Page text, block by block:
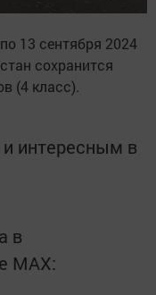
13 сентября 2024
сохранится
(4 класс).
интересным в
в
MАХ: